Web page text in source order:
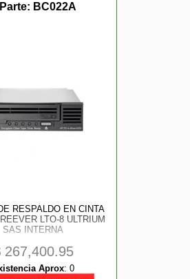
BC022A
RESPALDO EN CINTA
LTO-8 ULTRIUM
SAS INTERNA
267,400.95
Aprox: 0